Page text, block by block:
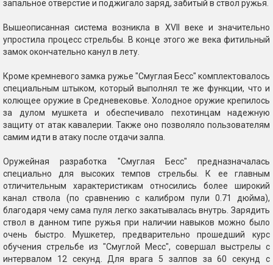
запальное отверстие и поджигало заряд, забитый в ствол ружья.
Вышеописанная система возникла в XVII веке и значительно
упростила процесс стрельбы. В конце этого же века фитильный
замок окончательно канул в лету.
Кроме кремневого замка ружье "Смуглая Бесс" комплектовалось
специальным штыком, который выполнял те же функции, что и
колющее оружие в Средневековье. Холодное оружие крепилось
за дулом мушкета и обеспечивало пехотинцам надежную
защиту от атак кавалерии. Также оно позволяло пользователям
самим идти в атаку после отдачи залпа.
Оружейная разработка "Смуглая Бесс" предназначалась
специально для высоких темпов стрельбы. К ее главным
отличительным характеристикам относились более широкий
канал ствола (по сравнению с калибром пули 0.71 дюйма),
благодаря чему сама пуля легко закатывалась внутрь. Зарядить
ствол в данном типе ружья при наличии навыков можно было
очень быстро. Мушкетер, предварительно прошедший курс
обучения стрельбе из "Смуглой Месс", совершал выстрелы с
интервалом 12 секунд. Для врага 5 залпов за 60 секунд с